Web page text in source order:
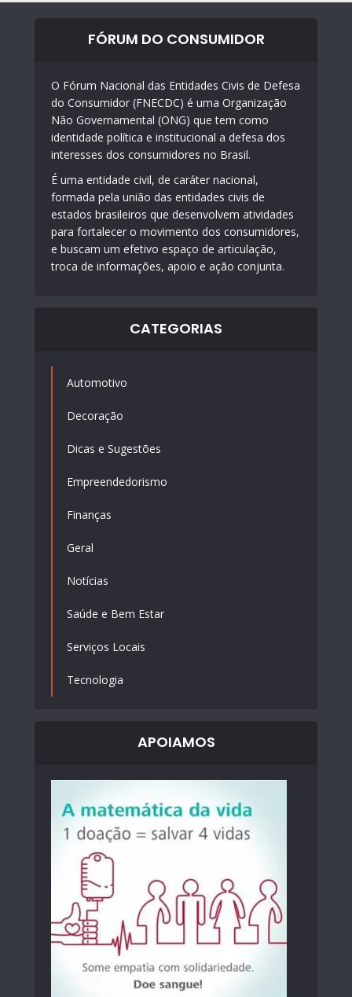
FÓRUM DO CONSUMIDOR
O Fórum Nacional das Entidades Civis de Defesa
do Consumidor (FNECDC) é uma Organização
Não Governamental (ONG) que tem como
identidade política e institucional a defesa dos
interesses dos consumidores no Brasil.
É uma entidade civil, de caráter nacional,
formada pela união das entidades civis de
estados brasileiros que desenvolvem atividades
para fortalecer o movimento dos consumidores,
e buscam um efetivo espaço de articulação,
troca de informações, apoio e ação conjunta.
CATEGORIAS
Automotivo
Decoração
Dicas e Sugestões
Empreendedorismo
Finanças
Geral
Notícias
Saúde e Bem Estar
Serviços Locais
Tecnologia
APOIAMOS